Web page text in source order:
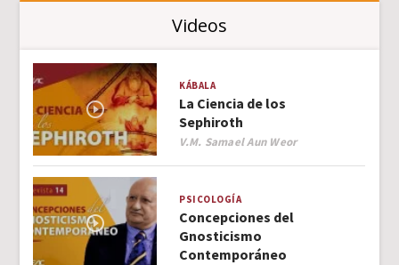
Videos
KÁBALA
La Ciencia de los
Sephiroth
Author
V.M. Samael Aun Weor
PSICOLOGÍA
Concepciones del
Gnosticismo
Contemporáneo